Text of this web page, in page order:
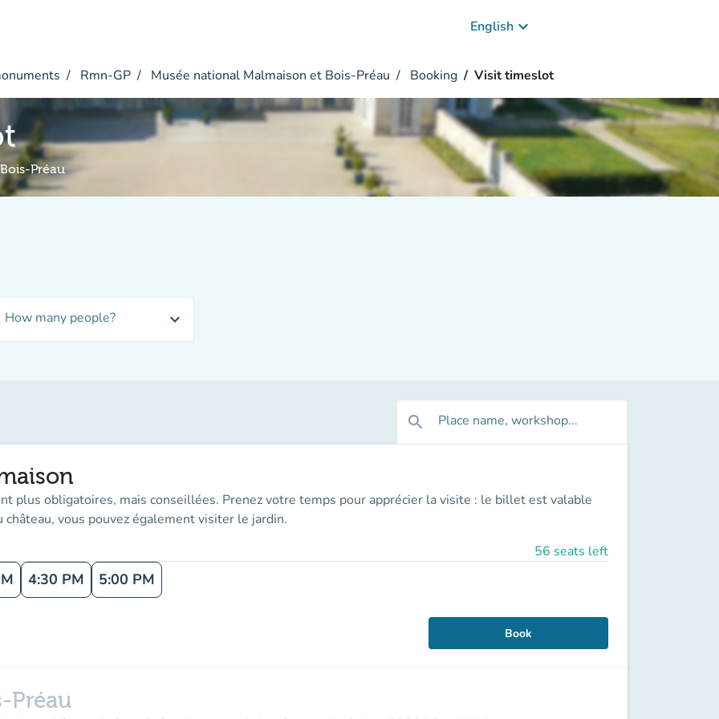
English keyboard_arrow_down
Rmn-GP Musée national Malmaison et Bois-Préau Booking Visit timeslot
Préau
How many people? expand_more
search Place name, workshop...
plus obligatoires, mais conseillées. Prenez votre temps pour apprécier la visite : le billet est valable
vous pouvez également visiter le jardin.
56 seats left
4:30 PM 5:00 PM
Book
Préau